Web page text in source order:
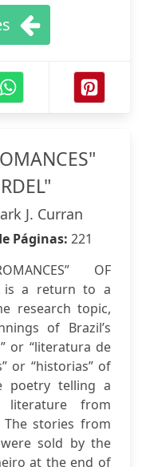
J. Curran
Páginas: 221
OF
is a return to a
research topic,
of Brazil’s
or “literatura de
or “historias” of
poetry telling a
from
The stories from
sold by the
at the end of